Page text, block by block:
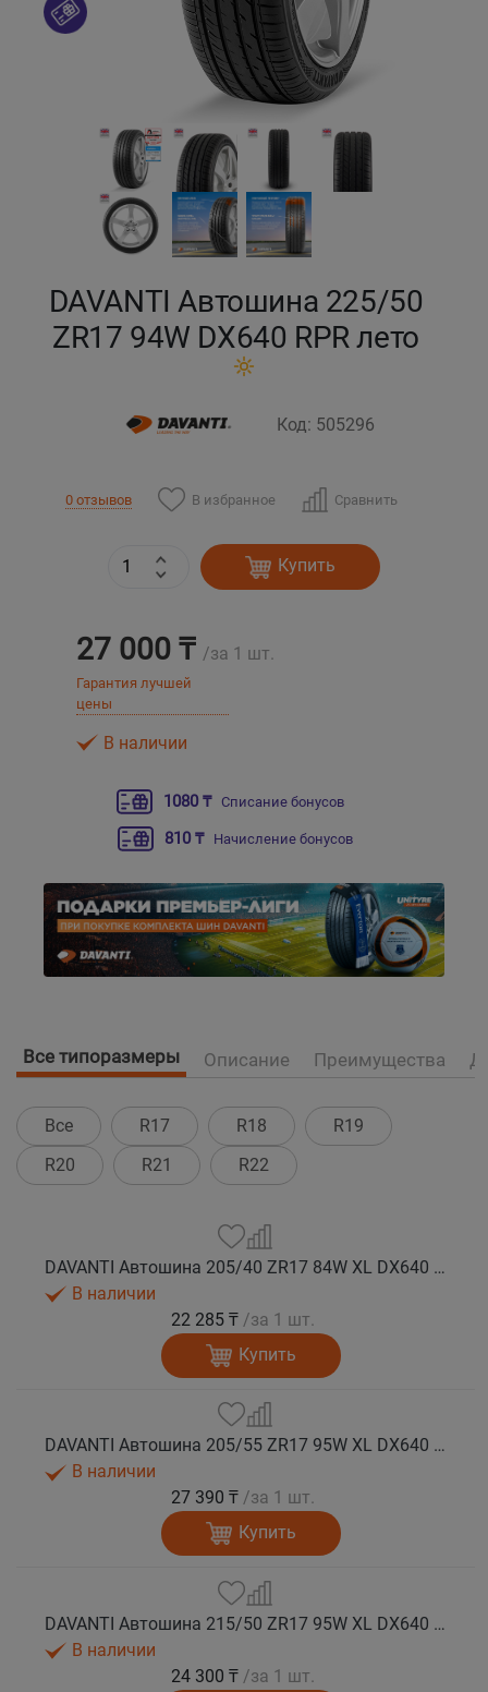
DAVANTI Автошина 225/50
ZR17 94W DX640 RPR лето
Код: 505296
0 отзывов В избранное Сравнить
Купить
27 000 ₸ /за 1 шт.
Гарантия лучшей
цены
В наличии
1080 ₸ Списание бонусов
810 ₸ Начисление бонусов
Все типоразмеры Описание Преимущества
Все R17 R18
R19
R20
R21 R22
DAVANTI Автошина 205/40 ZR17 84W XL DX640 RPR лето
В наличии
22 285 ₸ /за 1 шт.
Купить
DAVANTI Автошина 205/55 ZR17 95W XL DX640 RPR лето (Таиланд)
В наличии
27 390 ₸ /за 1 шт.
Купить
DAVANTI Автошина 215/50 ZR17 95W XL DX640 RPR лето
В наличии
24 300 ₸ /за 1 шт.
Кокшетау
Кызылорда
Павлодар
Петропавловск
Семей
Шымкент
Экибастуз